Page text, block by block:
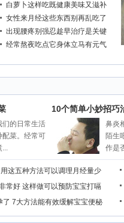
白萝卜这样吃既健康美味又滋补
女性来月经这些东西别再乱吃了
出现腰疼别强忍趁早治疗是关键
经常熬夜吃点它身体立马有元气
们的日常生活
配菜。经常可
...
10个简单小妙招巧
鼻炎
陌生
作是
用这五种方法可以调理月经量少
常好 这样做可以预防宝宝打嗝
了 7大方法能有效缓解宝宝便秘